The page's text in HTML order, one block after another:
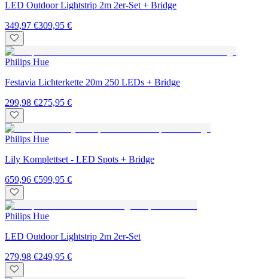
LED Outdoor Lightstrip 2m 2er-Set + Bridge
349,97 €309,95 €
Philips Hue
Festavia Lichterkette 20m 250 LEDs + Bridge
299,98 €275,95 €
Philips Hue
Lily Komplettset - LED Spots + Bridge
659,96 €599,95 €
Philips Hue
LED Outdoor Lightstrip 2m 2er-Set
279,98 €249,95 €